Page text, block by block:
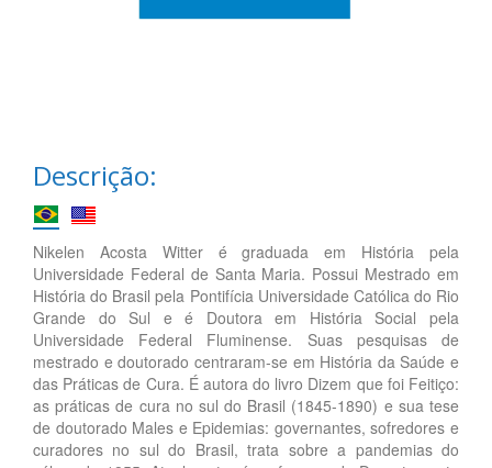
Descrição:
Nikelen Acosta Witter é graduada em História pela
Universidade Federal de Santa Maria. Possui Mestrado em
História do Brasil pela Pontifícia Universidade Católica do Rio
Grande do Sul e é Doutora em História Social pela
Universidade Federal Fluminense. Suas pesquisas de
mestrado e doutorado centraram-se em História da Saúde e
das Práticas de Cura. É autora do livro Dizem que foi Feitiço:
as práticas de cura no sul do Brasil (1845-1890) e sua tese
de doutorado Males e Epidemias: governantes, sofredores e
curadores no sul do Brasil, trata sobre a pandemias do